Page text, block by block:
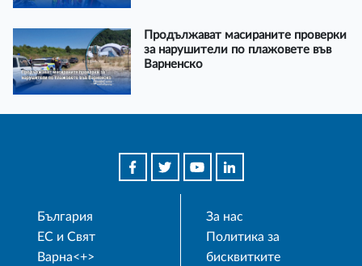
Продължават масираните проверки
за нарушители по плажовете във
Варненско
България
ЕС и Свят
Варна<+>
За нас
Политика за
бисквитките